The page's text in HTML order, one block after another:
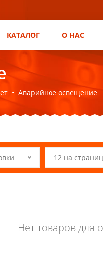
КАТАЛОГ О НАС
• Аварийное освещение
12 на
Нет товаров для